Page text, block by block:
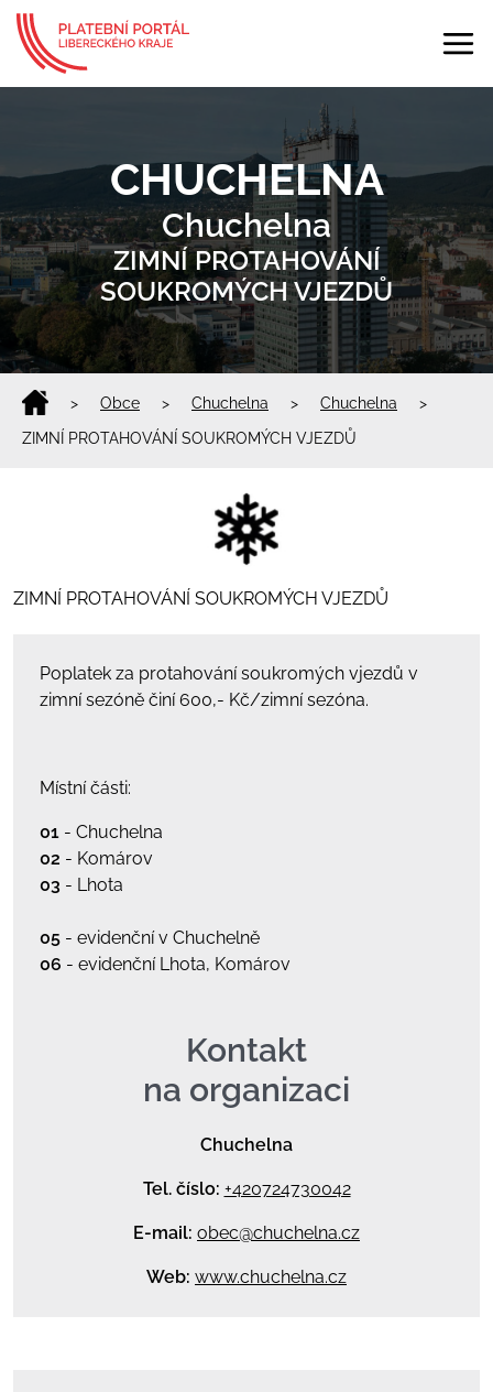
CHUCHELNA
Chuchelna
ZIMNÍ PROTAHOVÁNÍ
SOUKROMÝCH VJEZDŮ
> Obce > Chuchelna > Chuchelna
>
ZIMNÍ PROTAHOVÁNÍ SOUKROMÝCH VJEZDŮ
ZIMNÍ PROTAHOVÁNÍ SOUKROMÝCH VJEZDŮ
Poplatek za protahování soukromých vjezdů v
zimní sezóně činí 600,- Kč/zimní sezóna.
Místní části:
01 - Chuchelna
02 - Komárov
03 - Lhota
05 - evidenční v Chuchelně
06 - evidenční Lhota, Komárov
Kontakt
na organizaci
Chuchelna
Tel. číslo: +420724730042
E-mail: obec@chuchelna.cz
Web: www.chuchelna.cz